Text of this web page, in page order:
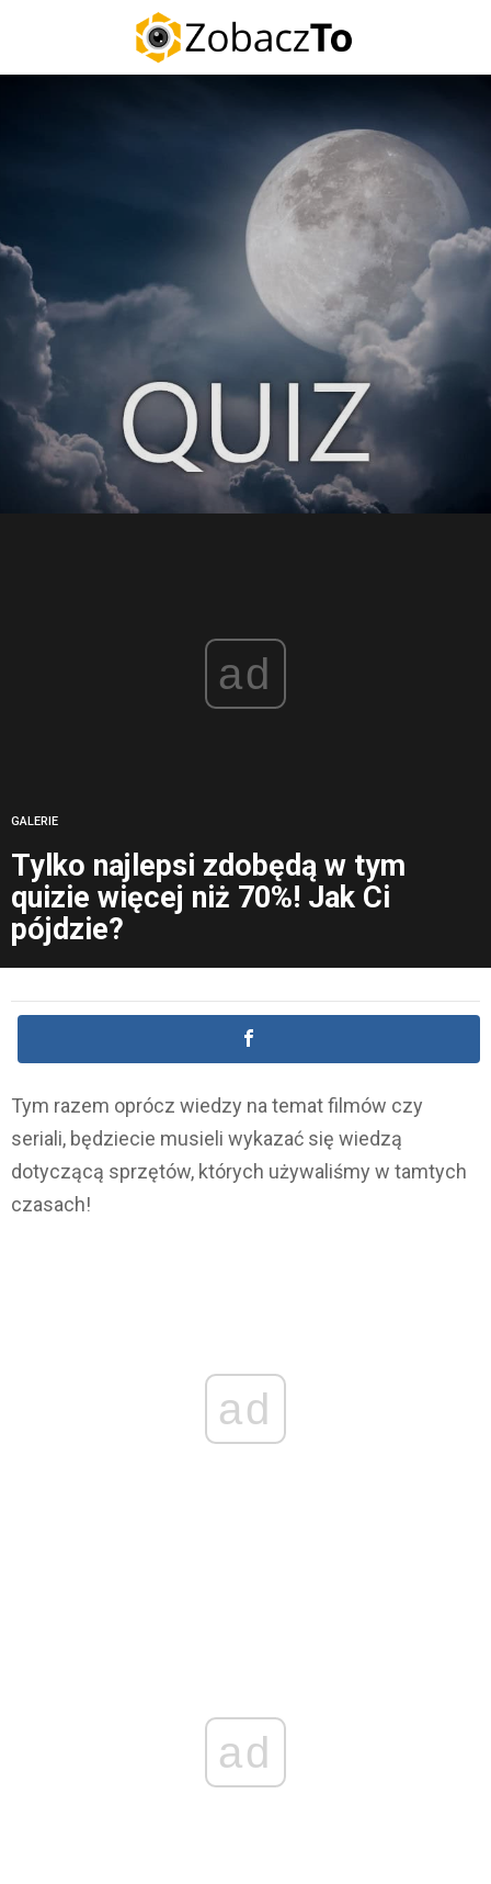
ad
GALERIE
Tylko najlepsi zdobędą w tym
quizie więcej niż 70%! Jak Ci
pójdzie?
Tym razem oprócz wiedzy na temat filmów czy
seriali, będziecie musieli wykazać się wiedzą
dotyczącą sprzętów, których używaliśmy w tamtych
czasach!
ad
ad